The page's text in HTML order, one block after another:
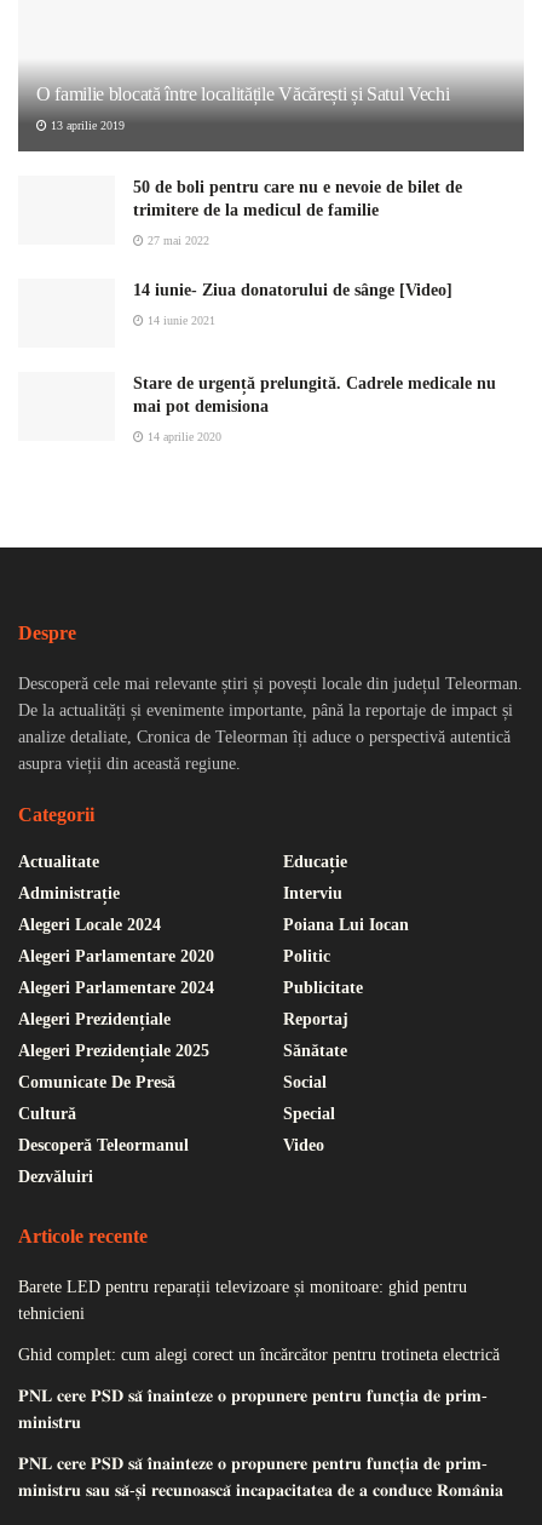
O familie blocată între localitățile Văcărești și Satul Vechi
13 aprilie 2019
50 de boli pentru care nu e nevoie de bilet de
trimitere de la medicul de familie
27 mai 2022
14 iunie- Ziua donatorului de sânge [Video]
14 iunie 2021
Stare de urgență prelungită. Cadrele medicale nu
mai pot demisiona
14 aprilie 2020
Despre
Descoperă cele mai relevante știri și povești locale din județul Teleorman.
De la actualități și evenimente importante, până la reportaje de impact și
analize detaliate, Cronica de Teleorman îți aduce o perspectivă autentică
asupra vieții din această regiune.
Categorii
Actualitate
Administrație
Alegeri Locale 2024
Alegeri Parlamentare 2020
Alegeri Parlamentare 2024
Alegeri Prezidențiale
Alegeri Prezidențiale 2025
Comunicate De Presă
Cultură
Descoperă Teleormanul
Dezvăluiri
Educație
Interviu
Poiana Lui Iocan
Politic
Publicitate
Reportaj
Sănătate
Social
Special
Video
Articole recente
Barete LED pentru reparații televizoare și monitoare: ghid pentru
tehnicieni
Ghid complet: cum alegi corect un încărcător pentru trotineta electrică
𝐏𝐍𝐋 𝐜𝐞𝐫𝐞 𝐏𝐒𝐃 𝐬𝐚̆ 𝐢̂𝐧𝐚𝐢𝐧𝐭𝐞𝐳𝐞 𝐨 𝐩𝐫𝐨𝐩𝐮𝐧𝐞𝐫𝐞 𝐩𝐞𝐧𝐭𝐫𝐮 𝐟𝐮𝐧𝐜𝐭̦𝐢𝐚 𝐝𝐞 𝐩𝐫𝐢𝐦-
𝐦𝐢𝐧𝐢𝐬𝐭𝐫𝐮
𝐏𝐍𝐋 𝐜𝐞𝐫𝐞 𝐏𝐒𝐃 𝐬𝐚̆ 𝐢̂𝐧𝐚𝐢𝐧𝐭𝐞𝐳𝐞 𝐨 𝐩𝐫𝐨𝐩𝐮𝐧𝐞𝐫𝐞 𝐩𝐞𝐧𝐭𝐫𝐮 𝐟𝐮𝐧𝐜𝐭̦𝐢𝐚 𝐝𝐞 𝐩𝐫𝐢𝐦-
𝐦𝐢𝐧𝐢𝐬𝐭𝐫𝐮 𝐬𝐚𝐮 𝐬𝐚̆-𝐬̦𝐢 𝐫𝐞𝐜𝐮𝐧𝐨𝐚𝐬𝐜𝐚̆ 𝐢𝐧𝐜𝐚𝐩𝐚𝐜𝐢𝐭𝐚𝐭𝐞𝐚 𝐝𝐞 𝐚 𝐜𝐨𝐧𝐝𝐮𝐜𝐞 𝐑𝐨𝐦𝐚̂𝐧𝐢𝐚